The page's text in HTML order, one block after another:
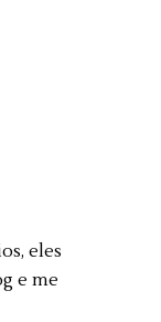
eles
e me